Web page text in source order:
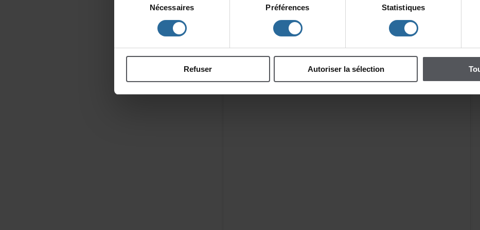
consentement
Nécessaires Préférences Statistiques
Refuser Autoriserlasélection
Samedi7février2015-
Dimanche1février2015-
Samedi31janvier2015-